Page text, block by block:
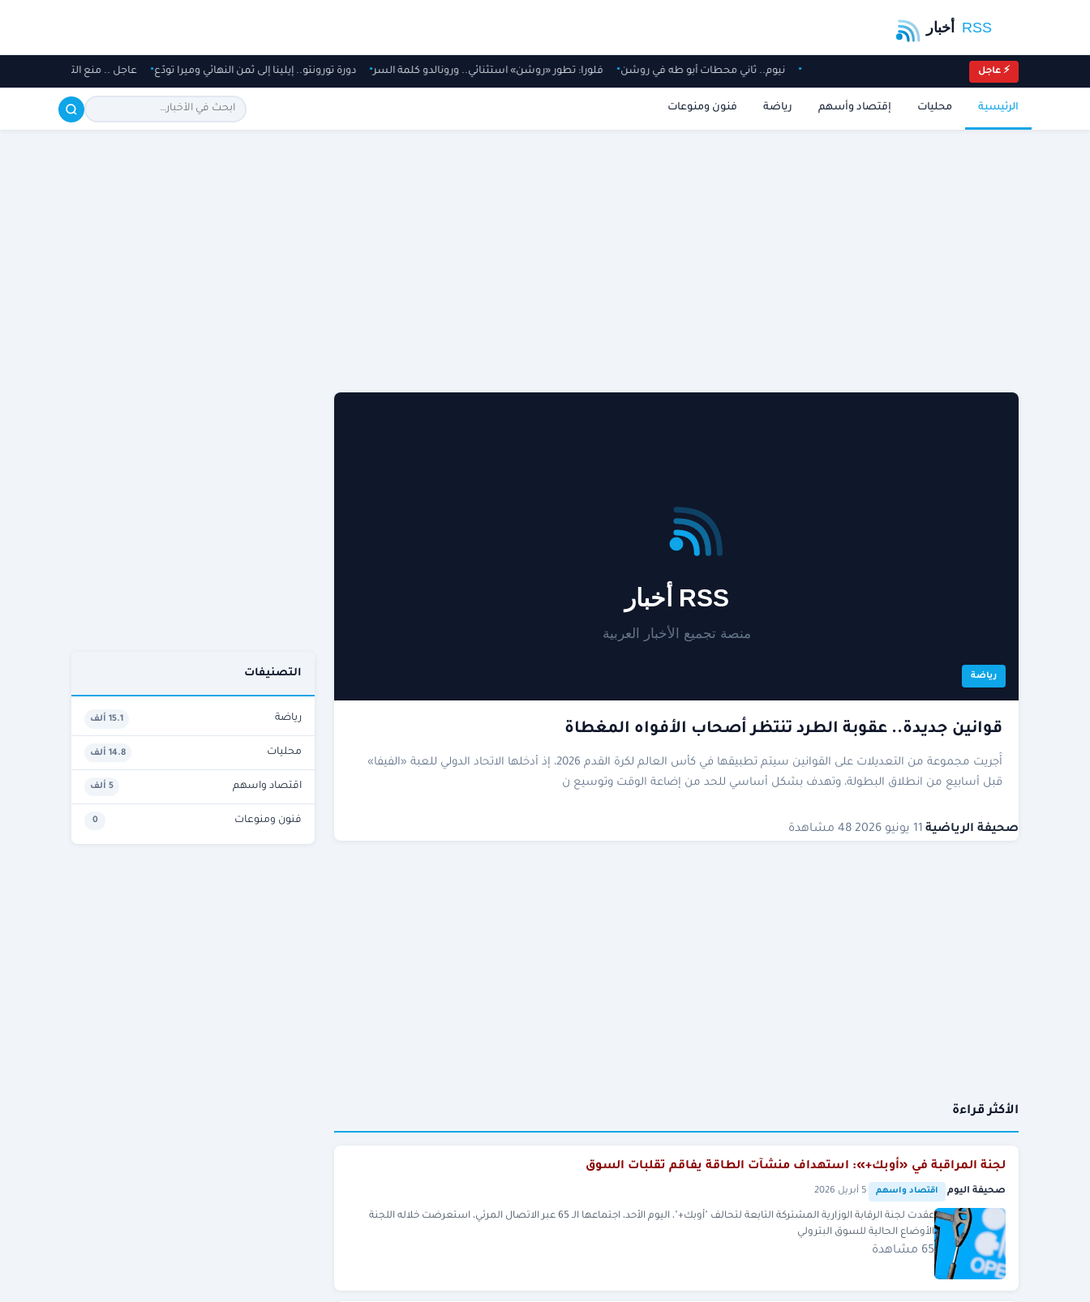
⚡ عاجل نيوم.. ثاني محطات أبو طه في روشن فلورا: تطور «روشن» استثنائي.. ورونالدو كلمة السر دورة تورونتو.. إيلينا إلى ثمن النهائي وميرا تودّع عاجل .. منع التعديلات دون
الرئيسية محليات إقتصاد وأسهم رياضة فنون ومنوعات
رياضة
قوانين جديدة.. عقوبة الطرد تنتظر أصحاب الأفواه المغطاة
أُجريت مجموعة من التعديلات على القوانين سيتم تطبيقها في كأس العالم لكرة القدم 2026، إذ أدخلها الاتحاد الدولي للعبة «الفيفا»
قبل أسابيع من انطلاق البطولة، وتهدف ​بشكل أساسي للحد من إضاعة الوقت وتوسيع ن
صحيفة الرياضية·11 يونيو 2026 ·48 مشاهدة
الأكثر قراءة
لجنة المراقبة في «أوبك+»: استهداف منشآت الطاقة يفاقم تقلبات السوق
صحيفة اليوم اقتصاد واسهم 5 أبريل 2026
عقدت لجنة الرقابة الوزارية المشتركة التابعة لتحالف "أوبك+"، اليوم الأحد، اجتماعها الـ 65 عبر الاتصال المرئي، استعرضت خلاله اللجنة
الأوضاع الحالية للسوق البترولي
65 مشاهدة
التصنيفات
رياضة 15.1 ألف
محليات 14.8 ألف
اقتصاد واسهم 5 ألف
فنون ومنوعات 0